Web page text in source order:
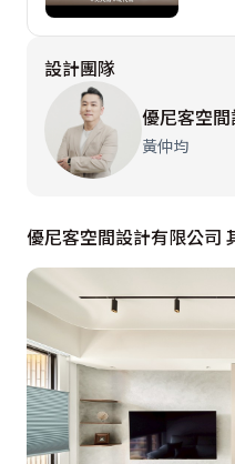
如線板設計特地採取內凹
的積累，方便平日清潔維
無獨有偶，業主的另一念
方面又能兼顧隱私、敞開
度出現。對此，巧妙以移
型取代一字結構，讓整體
接待親朋好友於此放鬆休
搭配百葉拉門捎來豐盈採
相互結合，賦予身心靈最
亦呼應設計者的匠心獨具
設計團隊
優尼客空
黃仲均
優尼客空間設計有限公司